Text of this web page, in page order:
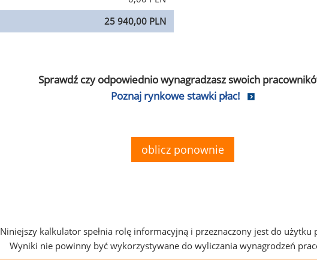
25 940,00 PLN
Sprawdź czy odpowiednio wynagradzasz swoich
Poznaj rynkowe stawki płac!
oblicz ponownie
Niniejszy kalkulator spełnia rolę informacyjną i przeznaczony jest do użytku
Wyniki nie powinny być wykorzystywane do wyliczania wynagrodzeń